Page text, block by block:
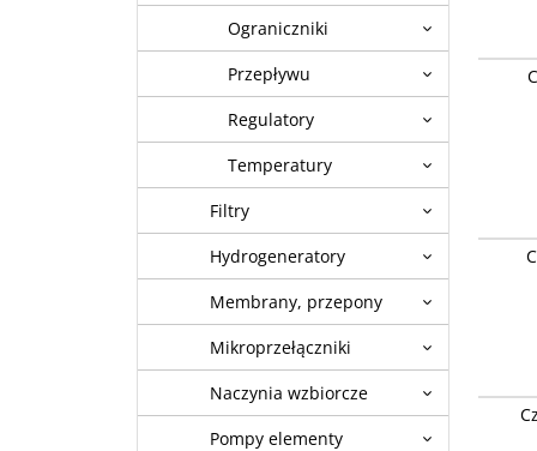
Czujnik
Plus.
Czujnik
Czujnik
Ograniczniki
Przepływu
Regulatory
Temperatury
Filtry
Hydrogeneratory
Membrany, przepony
Mikroprzełączniki
Naczynia wzbiorcze
Pompy elementy